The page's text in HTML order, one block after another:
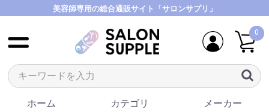
美容師専用の総合通販サイト「サロンサプリ」
0
ホーム カテゴリ メーカー